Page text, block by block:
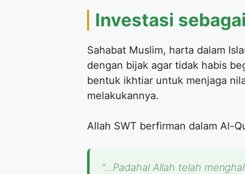
Investasi
Sahabat Muslim, harta dalam
dengan bijak agar tidak habis
bentuk ikhtiar untuk menjaga
melakukannya.
Allah SWT berfirman dalam Al-
“…Padahal Allah telah